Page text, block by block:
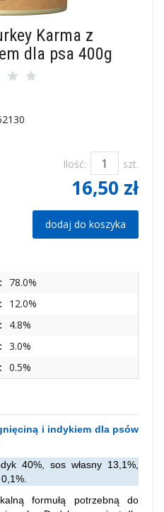
Karma z
dla psa 400g
Ilość: szt.
16,50 zł
dodaj do koszyka
78.0%
12.0%
4.8%
3.0%
0.5%
i indykiem dla psów
40%, sos własny 13,1%,
formułą potrzebną do